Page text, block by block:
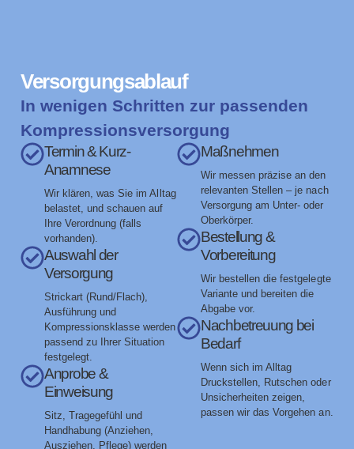
Versorgungsablauf
In wenigen Schritten zur passenden
Kompressionsversorgung
Termin & Kurz-
Anamnese
Wir klären, was Sie im Alltag
belastet, und schauen auf
Ihre Verordnung (falls
vorhanden).
Auswahl der
Versorgung
Strickart (Rund/Flach),
Ausführung und
Kompressionsklasse werden
passend zu Ihrer Situation
festgelegt.
Anprobe &
Einweisung
Sitz, Tragegefühl und
Handhabung (Anziehen,
Ausziehen, Pflege) werden
Maßnehmen
Wir messen präzise an den
relevanten Stellen – je nach
Versorgung am Unter- oder
Oberkörper.
Bestellung &
Vorbereitung
Wir bestellen die festgelegte
Variante und bereiten die
Abgabe vor.
Nachbetreuung bei
Bedarf
Wenn sich im Alltag
Druckstellen, Rutschen oder
Unsicherheiten zeigen,
passen wir das Vorgehen an.